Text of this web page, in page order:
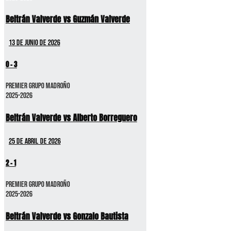
Beltrán Valverde vs Guzmán Valverde
13 de junio de 2026
0-3
Premier GRUPO MADROÑO
2025-2026
Beltrán Valverde vs Alberto Borreguero
25 de abril de 2026
2-1
Premier GRUPO MADROÑO
2025-2026
Beltrán Valverde vs Gonzalo Bautista